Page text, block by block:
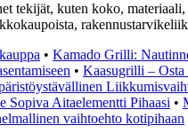
tekijät, kuten koko,
• Kamado Grilli:
• Kaasugrilli –
Sopiva Aitaelementti Pihaasi •
vaihtoehto kotipihaan